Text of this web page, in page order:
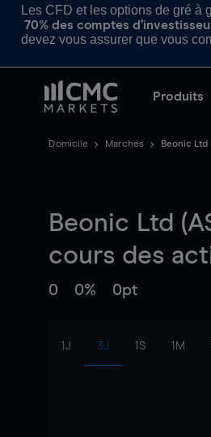
Les CFD et les options de gré à
70% des comptes
devez vous assurer que vous
Produits
Domicile Marchés Beonic Ltd
Beonic Ltd
cours des
0 0% 0pt
1J 3J 1S 1M